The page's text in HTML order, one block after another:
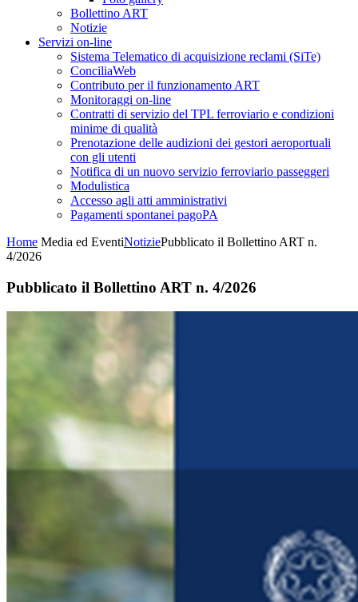
Bollettino ART
Notizie
Servizi on-line
Sistema Telematico di acquisizione reclami (SiTe)
ConciliaWeb
Contributo per il funzionamento ART
Monitoraggi on-line
Contratti di servizio del TPL ferroviario e condizioni
minime di qualità
Prenotazione delle audizioni dei gestori aeroportuali
con gli utenti
Notifica di un nuovo servizio ferroviario passeggeri
Modulistica
Accesso agli atti amministrativi
Pagamenti spontanei pagoPA
Home Media ed EventiNotiziePubblicato il Bollettino ART n.
4/2026
Pubblicato il Bollettino ART n. 4/2026